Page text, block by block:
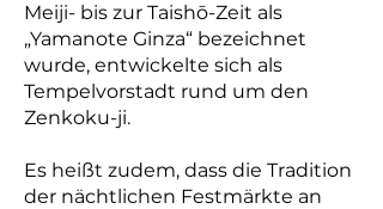
Meiji- bis zur Taishō-Zeit als
„Yamanote Ginza“ bezeichnet
wurde, entwickelte sich als
Tempelvorstadt rund um den
Zenkoku-ji.
Es heißt zudem, dass die Tradition
der nächtlichen Festmärkte an